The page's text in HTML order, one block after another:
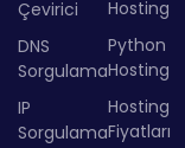
Çevirici
DNS
Sorgulama
IP
Sorgulama
Hosting
Python
Hosting
Hosting
Fiyatları